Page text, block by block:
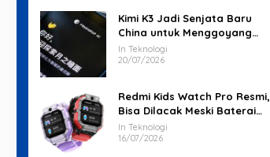
Kimi K3 Jadi Senjata Baru
China untuk Menggoyang
Keunggulan AI Amerika
In Teknologi
20/07/2026
Redmi Kids Watch Pro Resmi,
Bisa Dilacak Meski Baterai
Sudah Habis
In Teknologi
16/07/2026